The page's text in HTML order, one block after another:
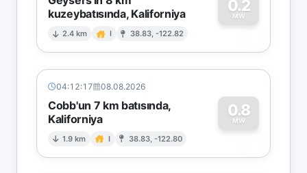
kuzeybatısında, Kaliforniya
2.4 km I 38.83, -122.82
0.2
MW
0
04:12:17 08.08.2026
Cobb'un 7 km batısında,
Kaliforniya
1.9 km I 38.83, -122.80
0.8
MW
0